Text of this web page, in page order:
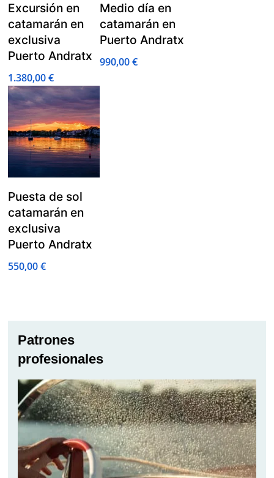
Excursión en
catamarán en
exclusiva
Puerto Andratx
1.380,00€
Medio día en
catamarán en
Puerto Andratx
990,00€
Puesta de sol
catamarán en
exclusiva
Puerto Andratx
550,00€
Patrones
profesionales